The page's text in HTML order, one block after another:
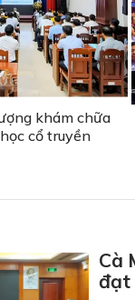
khám chữa
cổ truyền
Cà
đạt